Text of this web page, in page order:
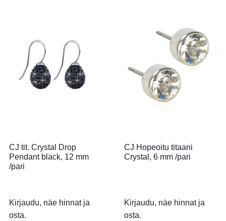
CJ tit. Crystal Drop
Pendant black, 12 mm
/pari
Kirjaudu, näe hinnat ja
osta.
CJ Hopeoitu titaani
Crystal, 6 mm /pari
Kirjaudu, näe hinnat ja
osta.